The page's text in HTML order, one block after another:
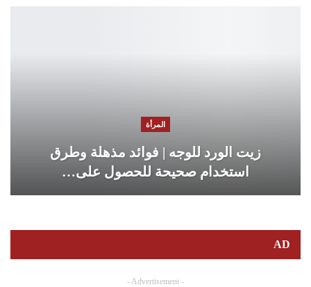
المرأة
زيت الورد للوجه | فوائد مذهلة وطرق
استخدام صحيحة للحصول على…
AD
- Advertisement -